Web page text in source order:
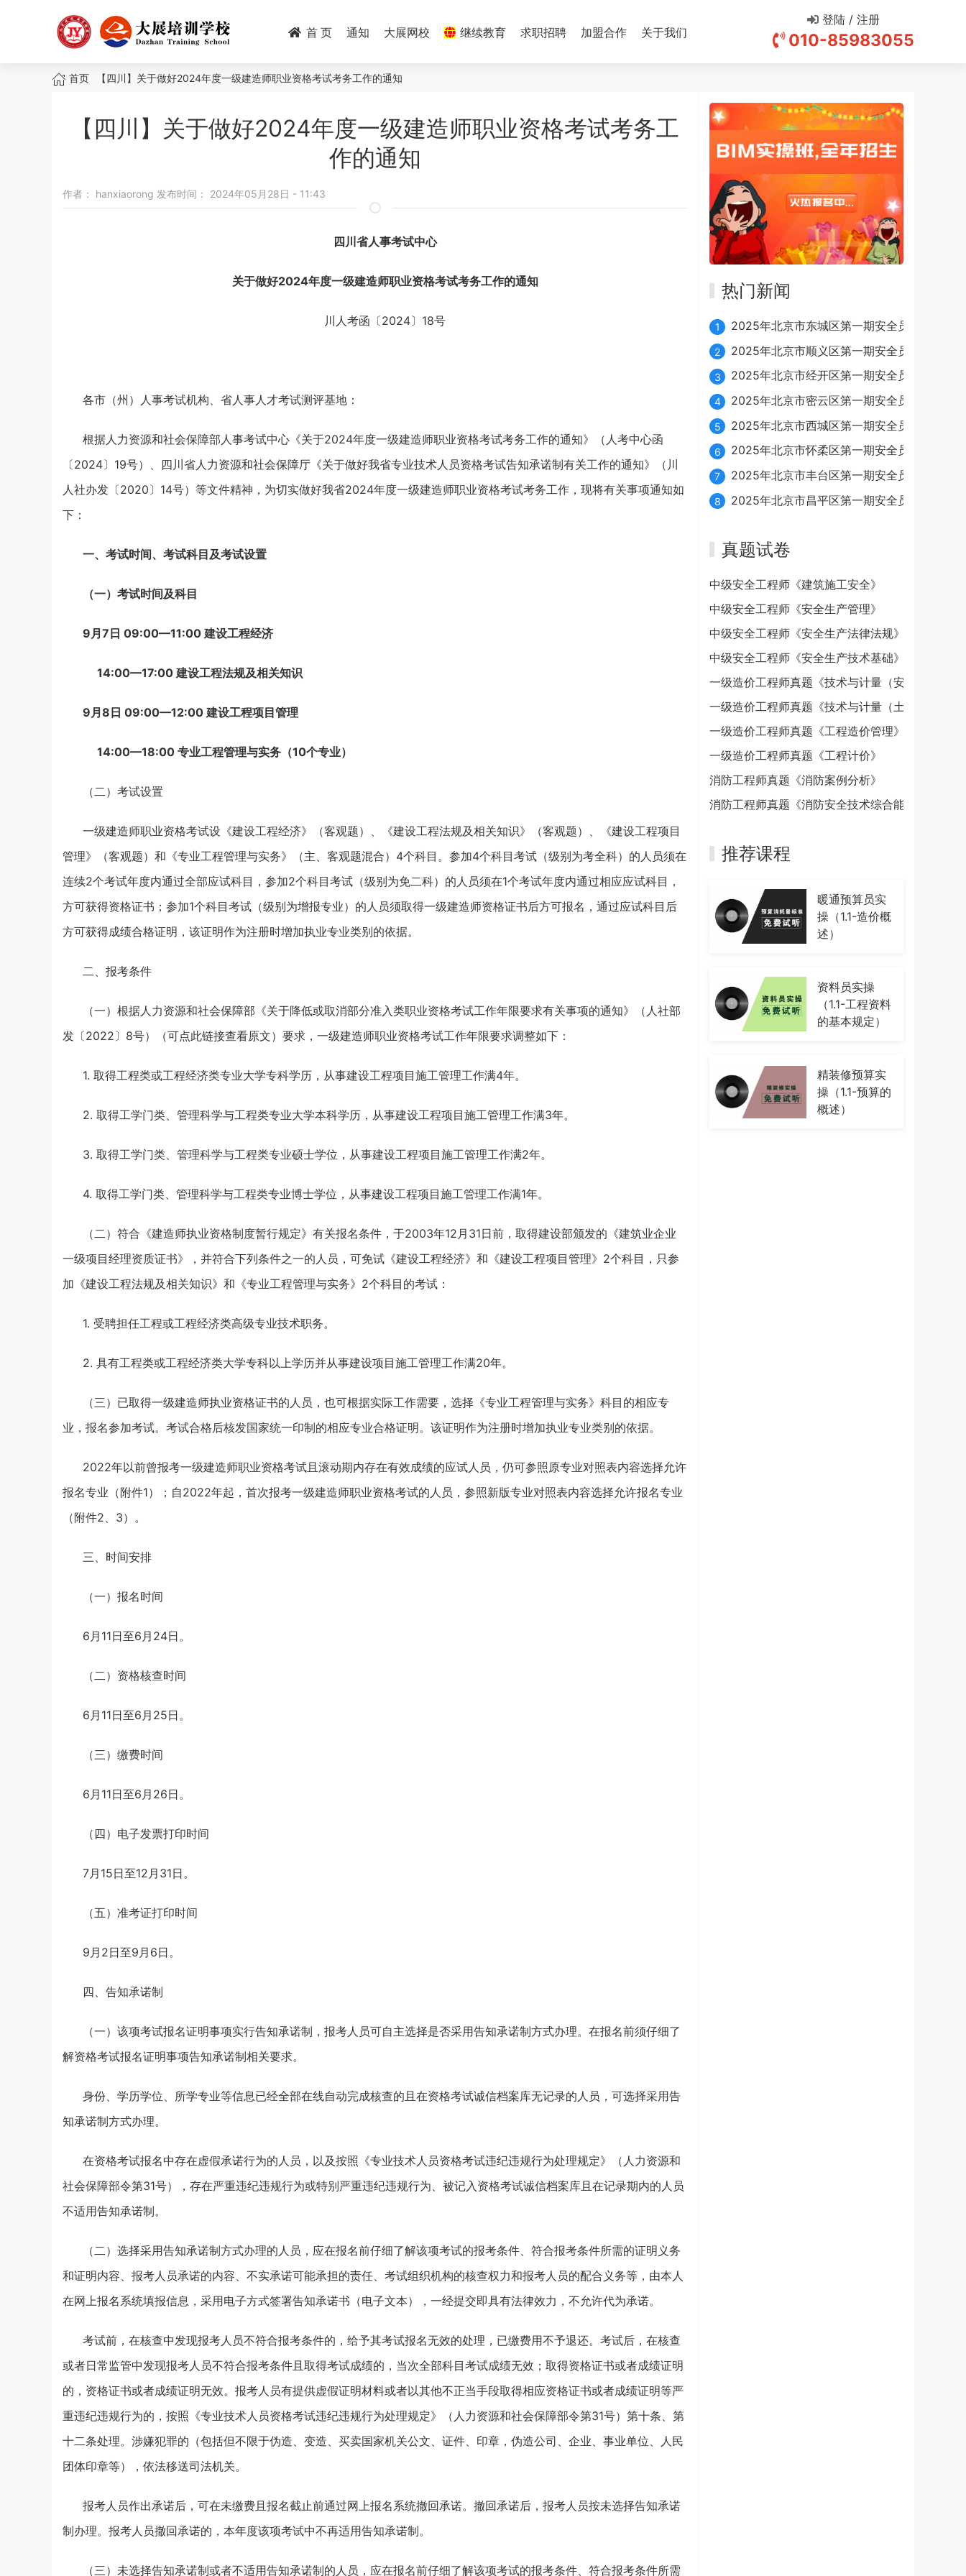
首 页 通知 大展网校 继续教育 求职招聘 加盟合作 关于我们
登陆 / 注册
010-85983055
面首页 【四川】关于做好2024年度一级建造师职业资格考试考务工作的通知
【四川】关于做好2024年度一级建造师职业资格考试考务工
作的通知
作者： hanxiaorong 发布时间： 2024年05月28日 - 11:43
四川省人事考试中心
关于做好2024年度一级建造师职业资格考试考务工作的通知
川人考函〔2024〕18号
各市（州）人事考试机构、省人事人才考试测评基地：
根据人力资源和社会保障部人事考试中心《关于2024年度一级建造师职业资格考试考务工作的通知》（人考中心函
〔2024〕19号）、四川省人力资源和社会保障厅《关于做好我省专业技术人员资格考试告知承诺制有关工作的通知》（川
人社办发〔2020〕14号）等文件精神，为切实做好我省2024年度一级建造师职业资格考试考务工作，现将有关事项通知如
下：
一、考试时间、考试科目及考试设置
（一）考试时间及科目
9月7日 09:00—11:00 建设工程经济
14:00—17:00 建设工程法规及相关知识
9月8日 09:00—12:00 建设工程项目管理
14:00—18:00 专业工程管理与实务（10个专业）
（二）考试设置
一级建造师职业资格考试设《建设工程经济》（客观题）、《建设工程法规及相关知识》（客观题）、《建设工程项目
管理》（客观题）和《专业工程管理与实务》（主、客观题混合）4个科目。参加4个科目考试（级别为考全科）的人员须在
连续2个考试年度内通过全部应试科目，参加2个科目考试（级别为免二科）的人员须在1个考试年度内通过相应应试科目，
方可获得资格证书；参加1个科目考试（级别为增报专业）的人员须取得一级建造师资格证书后方可报名，通过应试科目后
方可获得成绩合格证明，该证明作为注册时增加执业专业类别的依据。
二、报考条件
（一）根据人力资源和社会保障部《关于降低或取消部分准入类职业资格考试工作年限要求有关事项的通知》（人社部
发〔2022〕8号）
（可点此链接查看原文） 要求，一级建造师职业资格考试工作年限要求调整如下：
1. 取得工程类或工程经济类专业大学专科学历，从事建设工程项目施工管理工作满4年。
2. 取得工学门类、管理科学与工程类专业大学本科学历，从事建设工程项目施工管理工作满3年。
3. 取得工学门类、管理科学与工程类专业硕士学位，从事建设工程项目施工管理工作满2年。
4. 取得工学门类、管理科学与工程类专业博士学位，从事建设工程项目施工管理工作满1年。
（二）符合《建造师执业资格制度暂行规定》有关报名条件，于2003年12月31日前，取得建设部颁发的《建筑业企业
一级项目经理资质证书》，并符合下列条件之一的人员，可免试《建设工程经济》和《建设工程项目管理》2个科目，只参
加《建设工程法规及相关知识》和《专业工程管理与实务》2个科目的考试：
1. 受聘担任工程或工程经济类高级专业技术职务。
2. 具有工程类或工程经济类大学专科以上学历并从事建设项目施工管理工作满20年。
（三）已取得一级建造师执业资格证书的人员，也可根据实际工作需要，选择《专业工程管理与实务》科目的相应专
业，报名参加考试。考试合格后核发国家统一印制的相应专业合格证明。该证明作为注册时增加执业专业类别的依据。
2022年以前曾报考一级建造师职业资格考试且滚动期内存在有效成绩的应试人员，仍可参照原专业对照表内容选择允许
报名专业（附件1）；自2022年起，首次报考一级建造师职业资格考试的人员，参照新版专业对照表内容选择允许报名专业
（附件2、3）。
三、时间安排
（一）报名时间
6月11日至6月24日。
（二）资格核查时间
6月11日至6月25日。
（三）缴费时间
6月11日至6月26日。
（四）电子发票打印时间
7月15日至12月31日。
（五）准考证打印时间
9月2日至9月6日。
四、告知承诺制
（一）该项考试报名证明事项实行告知承诺制，报考人员可自主选择是否采用告知承诺制方式办理。在报名前须仔细了
解资格考试报名证明事项告知承诺制相关要求。
身份、学历学位、所学专业等信息已经全部在线自动完成核查的且在资格考试诚信档案库无记录的人员，可选择采用告
知承诺制方式办理。
在资格考试报名中存在虚假承诺行为的人员，以及按照《专业技术人员资格考试违纪违规行为处理规定》（人力资源和
社会保障部令第31号），存在严重违纪违规行为或特别严重违纪违规行为、被记入资格考试诚信档案库且在记录期内的人员
不适用告知承诺制。
（二）选择采用告知承诺制方式办理的人员，应在报名前仔细了解该项考试的报考条件、符合报考条件所需的证明义务
和证明内容、报考人员承诺的内容、不实承诺可能承担的责任、考试组织机构的核查权力和报考人员的配合义务等，由本人
在网上报名系统填报信息，采用电子方式签署告知承诺书（电子文本），一经提交即具有法律效力，不允许代为承诺。
考试前，在核查中发现报考人员不符合报考条件的，给予其考试报名无效的处理，已缴费用不予退还。考试后，在核查
或者日常监管中发现报考人员不符合报考条件且取得考试成绩的，当次全部科目考试成绩无效；取得资格证书或者成绩证明
的，资格证书或者成绩证明无效。报考人员有提供虚假证明材料或者以其他不正当手段取得相应资格证书或者成绩证明等严
重违纪违规行为的，按照《专业技术人员资格考试违纪违规行为处理规定》（人力资源和社会保障部令第31号）第十条、第
十二条处理。涉嫌犯罪的（包括但不限于伪造、变造、买卖国家机关公文、证件、印章，伪造公司、企业、事业单位、人民
团体印章等），依法移送司法机关。
报考人员作出承诺后，可在未缴费且报名截止前通过网上报名系统撤回承诺。撤回承诺后，报考人员按未选择告知承诺
制办理。报考人员撤回承诺的，本年度该项考试中不再适用告知承诺制。
（三）未选择告知承诺制或者不适用告知承诺制的人员，应在报名前仔细了解该项考试的报考条件、符合报考条件所需
热门新闻
1 2025年北京市东城区第一期安全员续期10月
2 2025年北京市顺义区第一期安全员续期10月
3 2025年北京市经开区第一期安全员续期10月
4 2025年北京市密云区第一期安全员续期10月
5 2025年北京市西城区第一期安全员续期10月
6 2025年北京市怀柔区第一期安全员续期10月
7 2025年北京市丰台区第一期安全员续期10月
8 2025年北京市昌平区第一期安全员续期10月
真题试卷
中级安全工程师《建筑施工安全》
中级安全工程师《安全生产管理》
中级安全工程师《安全生产法律法规》
中级安全工程师《安全生产技术基础》
一级造价工程师真题《技术与计量（安装）》
一级造价工程师真题《技术与计量（土建）》
一级造价工程师真题《工程造价管理》
一级造价工程师真题《工程计价》
消防工程师真题《消防案例分析》
消防工程师真题《消防安全技术综合能力》
推荐课程
暖通预算员实
操（1.1-造价概
述）
资料员实操
（1.1-工程资料
的基本规定）
精装修预算实
操（1.1-预算的
概述）